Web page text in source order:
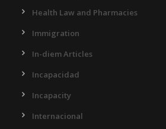
Health Law and Pharmacies
Immigration
In-diem Articles
Incapacidad
Incapacity
Internacional